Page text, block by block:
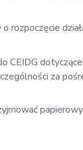
rozpoczęcie
za